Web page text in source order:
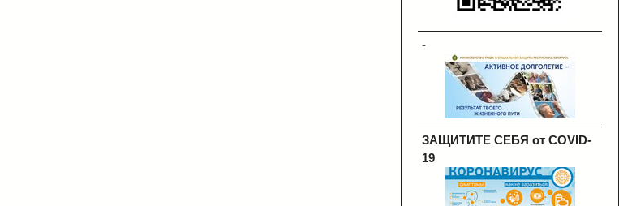
-
ЗАЩИТИТЕ СЕБЯ от COVID-
19